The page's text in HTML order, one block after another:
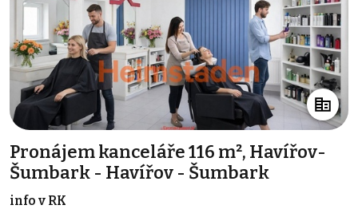
Pronájem kanceláře 116 m², Havířov-
Šumbark - Havířov - Šumbark
info v RK